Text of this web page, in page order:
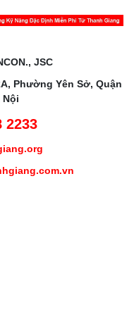
JSC
Phường Yên Sở, Quận
Nội
2233